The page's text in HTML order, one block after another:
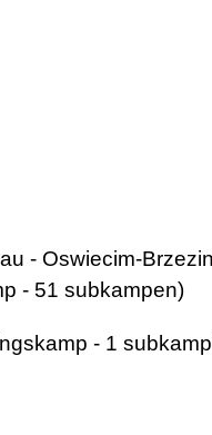
- Oswiecim-
- 51 subkampen)
- 1